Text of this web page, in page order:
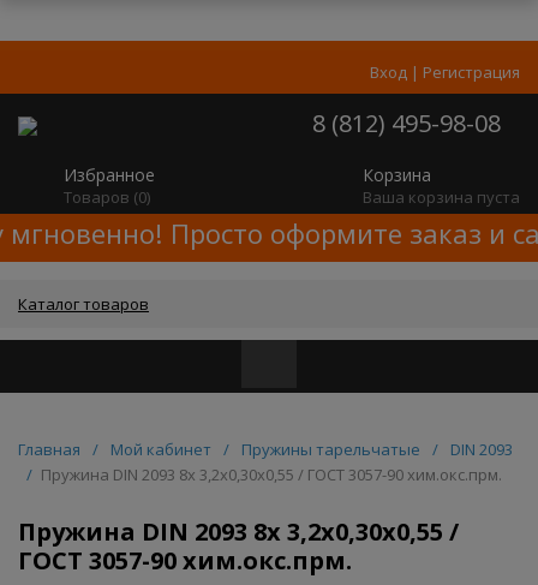
Вход | Регистрация
8 (812) 495-98-08
Избранное
Товаров (0)
Корзина
Ваша корзина пуста
Просто оформите заказ и
Каталог товаров
Главная / Мой кабинет / Пружины тарельчатые /
DIN 2093
/ Пружина DIN 2093 8x 3,2x0,30x0,55 / ГОСТ 3057-90 хим.окс.прм.
Пружина DIN 2093 8x 3,2x0,30x0,55 /
ГОСТ 3057-90 хим.окс.прм.